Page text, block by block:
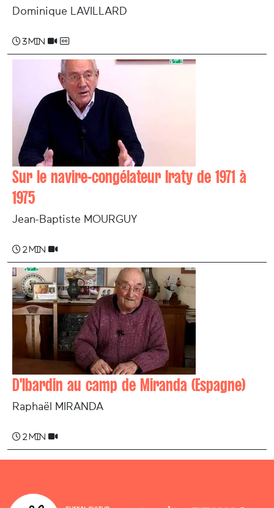
Dominique LAVILLARD
3 min
Sur le navire-congélateur Iraty de 1971 à
1975
Jean-Baptiste MOURGUY
2 min
D'Ibardin au camp de Miranda (Espagne)
Raphaël MIRANDA
2 min